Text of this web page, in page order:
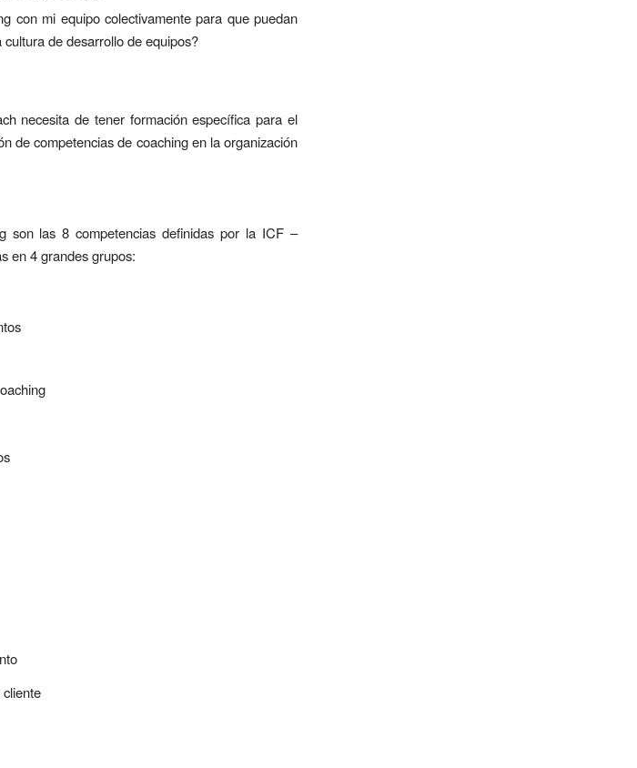
con mi equipo colectivamente para que puedan
de desarrollo de equipos?
necesita de tener formación específica para el
de competencias de coaching en la organización
son las 8 competencias definidas por la ICF –
en 4 grandes grupos: